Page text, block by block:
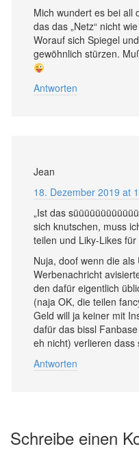
Mich wundert es bei all
das das „Netz“ nicht
Worauf sich Spiegel
gewöhnlich stürzen.
Antworten
Jean
18. Dezember 2019 at
„Ist das
sich knutschen, muss
teilen und Liky-Likes für
Nuja, doof wenn die
Werbenachricht
den dafür eigentlich
(naja OK, die teilen
Geld will ja keiner mit
dafür das bissl
eh nicht) verlieren
Antworten
Schreibe einen